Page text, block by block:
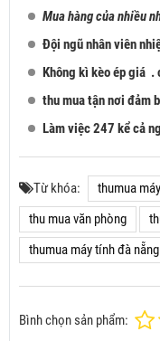
Mua hàng của nhiều
Đội ngũ nhân viên
Không kì kèo ép giá .
thu mua tận nơi đảm
Làm việc 247 kể cả
Từ khóa: thumua
thu mua văn phòng
thumua máy tính đà nẵng
Bình chọn sản phẩm: